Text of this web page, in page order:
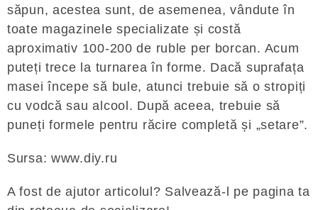
săpun, acestea sunt, de asemenea, vândute în
toate magazinele specializate și costă
aproximativ 100-200 de ruble per borcan. Acum
puteți trece la turnarea în forme. Dacă suprafața
masei începe să bule, atunci trebuie să o stropiți
cu vodcă sau alcool. După aceea, trebuie să
puneți formele pentru răcire completă și „setare”.
Sursa: www.diy.ru
A fost de ajutor articolul? Salvează-l pe pagina ta